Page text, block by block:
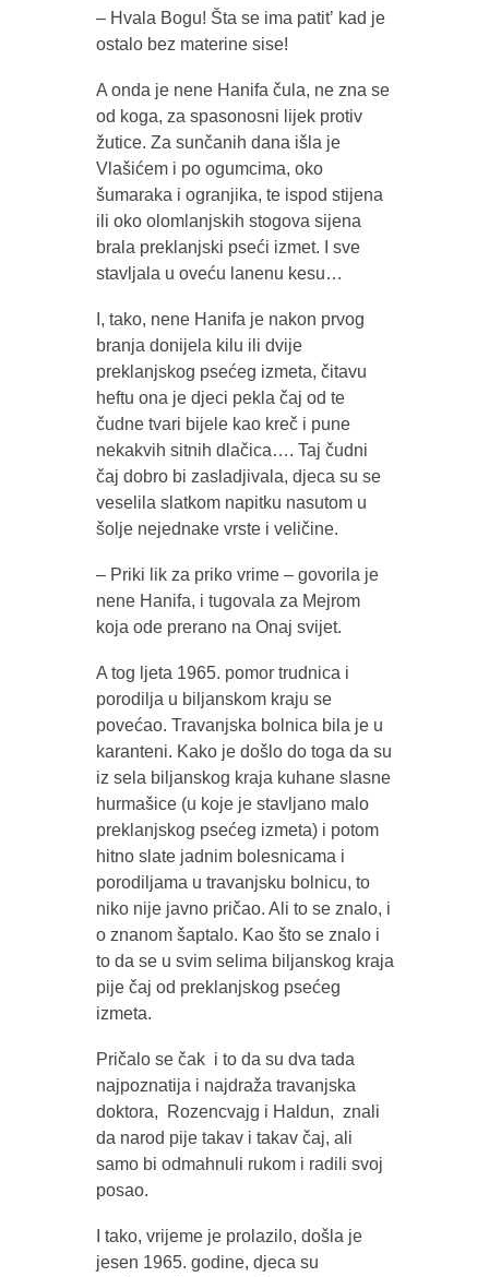
– Hvala Bogu! Šta se ima patitʼ kad je
ostalo bez materine sise!
A onda je nene Hanifa čula, ne zna se
od koga, za spasonosni lijek protiv
žutice. Za sunčanih dana išla je
Vlašićem i po ogumcima, oko
šumaraka i ogranjika, te ispod stijena
ili oko olomlanjskih stogova sijena
brala preklanjski pseći izmet. I sve
stavljala u oveću lanenu kesu…
I, tako, nene Hanifa je nakon prvog
branja donijela kilu ili dvije
preklanjskog psećeg izmeta, čitavu
heftu ona je djeci pekla čaj od te
čudne tvari bijele kao kreč i pune
nekakvih sitnih dlačica…. Taj čudni
čaj dobro bi zasladjivala, djeca su se
veselila slatkom napitku nasutom u
šolje nejednake vrste i veličine.
– Priki lik za priko vrime – govorila je
nene Hanifa, i tugovala za Mejrom
koja ode prerano na Onaj svijet.
A tog ljeta 1965. pomor trudnica i
porodilja u biljanskom kraju se
povećao. Travanjska bolnica bila je u
karanteni. Kako je došlo do toga da su
iz sela biljanskog kraja kuhane slasne
hurmašice (u koje je stavljano malo
preklanjskog psećeg izmeta) i potom
hitno slate jadnim bolesnicama i
porodiljama u travanjsku bolnicu, to
niko nije javno pričao. Ali to se znalo, i
o znanom šaptalo. Kao što se znalo i
to da se u svim selima biljanskog kraja
pije čaj od preklanjskog psećeg
izmeta.
Pričalo se čak i to da su dva tada
najpoznatija i najdraža travanjska
doktora, Rozencvajg i Haldun, znali
da narod pije takav i takav čaj, ali
samo bi odmahnuli rukom i radili svoj
posao.
I tako, vrijeme je prolazilo, došla je
jesen 1965. godine, djeca su